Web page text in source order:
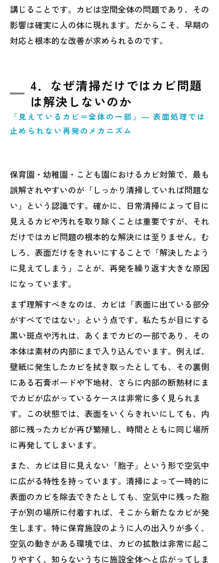
講じることです。カビは空間全体の問題であり、その
影響は確実に人の体に現れます。だからこそ、早期の
対応と根本的な改善が求められるのです。
4．なぜ清掃だけではカビ問題
は解決しないのか
「見えているカビ＝全体の一部」― 表面処理では
止められない再発のメカニズム
保育園・幼稚園・こども園におけるカビ対策で、最も
誤解されやすいのが「しっかり清掃していれば問題な
い」という認識です。確かに、日常清掃によって目に
見えるカビや汚れを取り除くことは重要ですが、それ
だけではカビ問題の根本的な解決には至りません。む
しろ、表面だけをきれいにすることで「解決したよう
に見えてしまう」ことが、再発を繰り返す大きな原因
になっています。
まず理解すべきなのは、カビは「表面に出ている部分
がすべてではない」という点です。私たちが目にする
黒い斑点や汚れは、あくまでカビの一部であり、その
本体は素材の内部にまで入り込んでいます。例えば、
壁紙に発生したカビを拭き取ったとしても、その裏側
にある石膏ボードや下地材、さらに内部の断熱材にま
でカビが広がっているケースは非常に多く見られま
す。この状態では、表面をいくらきれいにしても、内
部に残ったカビが再び繁殖し、時間とともに同じ場所
に再発してしまいます。
また、カビは目に見えない「胞子」という形で空気中
に広がる特性を持っています。清掃によって一時的に
表面のカビを除去できたとしても、空気中に残った胞
子が別の場所に付着すれば、そこから新たなカビが発
生します。特に保育施設のように人の出入りが多く、
空気の動きがある環境では、カビの拡散は非常に起こ
りやすく、知らないうちに施設全体へと広がってしま